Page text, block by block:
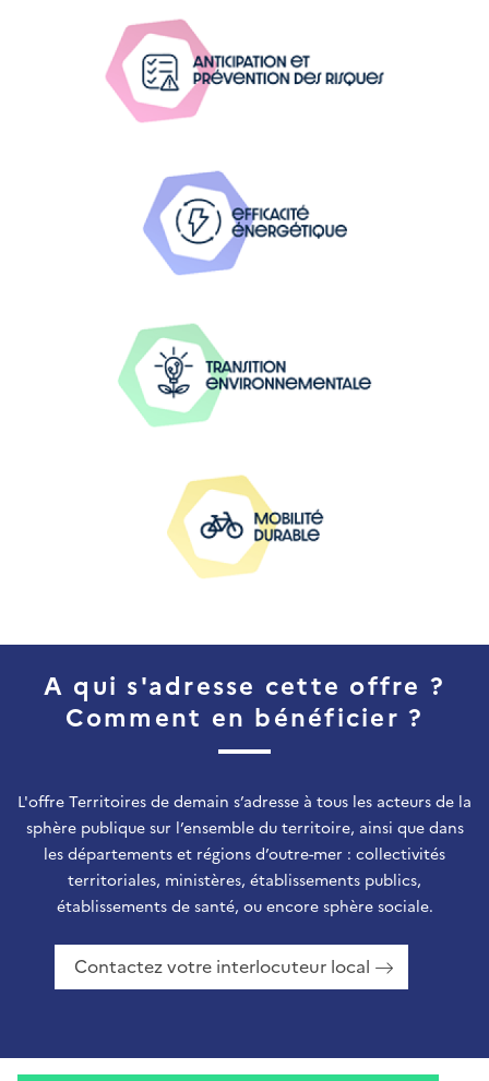
A qui s'adresse cette offre ?
Comment en bénéficier ?
L'offre Territoires de demain s’adresse à tous les acteurs de la
sphère publique sur l’ensemble du territoire, ainsi que dans
les départements et régions d’outre-mer : collectivités
territoriales, ministères, établissements publics,
établissements de santé, ou encore sphère sociale.
Contactez votre interlocuteur local